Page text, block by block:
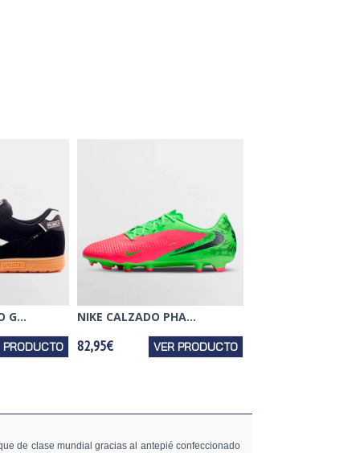
G...
PRODUCTO
NIKE CALZADO PHA...
82,95€ VER PRODUCTO
de clase mundial gracias al antepié confeccionado